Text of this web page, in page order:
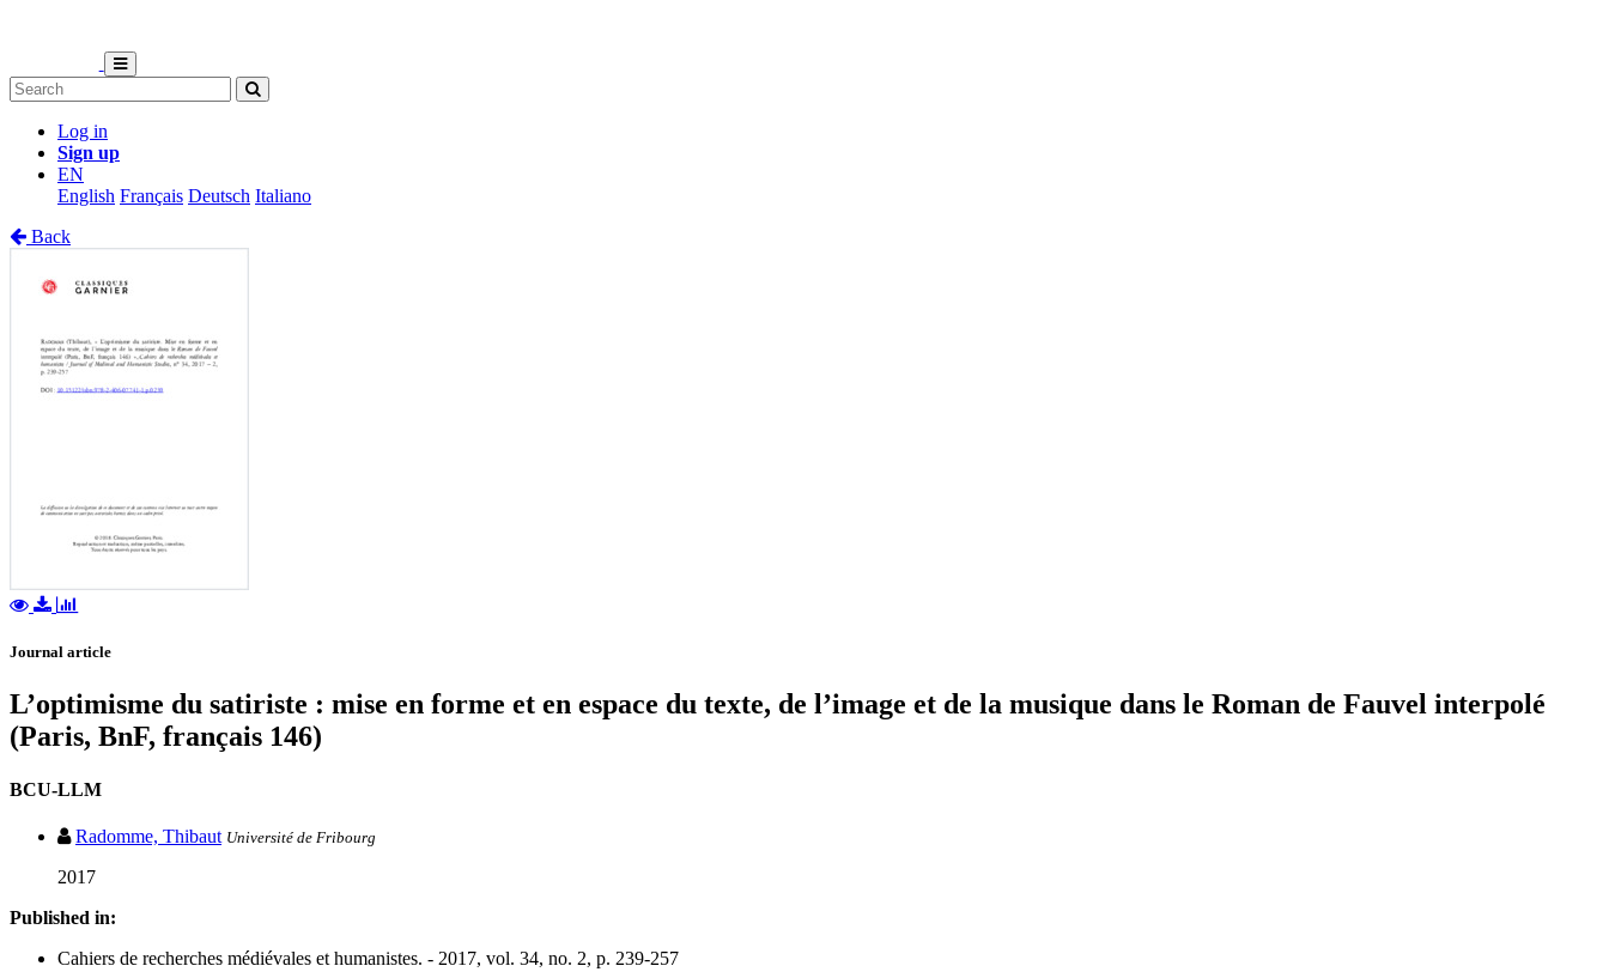
Log in
Sign up
EN
English Français Deutsch Italiano
Back
Journal article
L’optimisme du satiriste : mise en forme et en espace du texte, de l’image et de la musique dans le Roman de Fauvel interpolé
(Paris, BnF, français 146)
BCU-LLM
Radomme, Thibaut Université de Fribourg
2017
Published in:
Cahiers de recherches médiévales et humanistes. - 2017, vol. 34, no. 2, p. 239-257